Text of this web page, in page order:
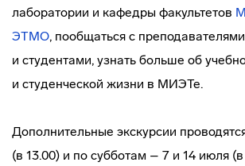
лаборатории и кафедры факультетов
ЭТМО, пообщаться с
и студентами, узнать больше об
и студенческой жизни в МИЭТе.
Дополнительные экскурсии
(в 13.00) и по субботам – 7 и 14 июля (в